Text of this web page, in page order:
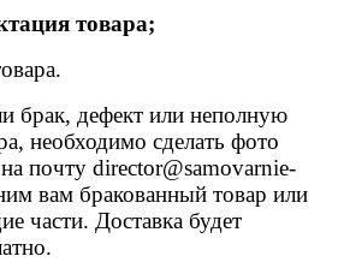
товара;
брак, дефект или неполную
необходимо сделать фото
почту director@samovarnie-
вам бракованный товар или
части. Доставка будет